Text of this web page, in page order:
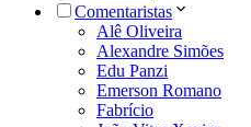
Comentaristas
Alê Oliveira
Alexandre Simões
Edu Panzi
Emerson Romano
Fabrício